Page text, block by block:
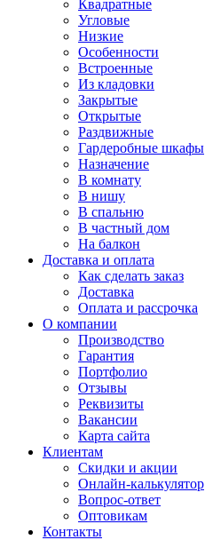
Квадратные
Угловые
Низкие
Особенности
Встроенные
Из кладовки
Закрытые
Открытые
Раздвижные
Гардеробные шкафы
Назначение
В комнату
В нишу
В спальню
В частный дом
На балкон
Доставка и оплата
Как сделать заказ
Доставка
Оплата и рассрочка
О компании
Производство
Гарантия
Портфолио
Отзывы
Реквизиты
Вакансии
Карта сайта
Клиентам
Скидки и акции
Онлайн-калькулятор
Вопрос-ответ
Оптовикам
Контакты